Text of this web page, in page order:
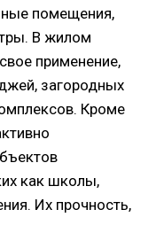
помещения,
В жилом
применение,
загородных
Кроме
как школы,
Их прочность,